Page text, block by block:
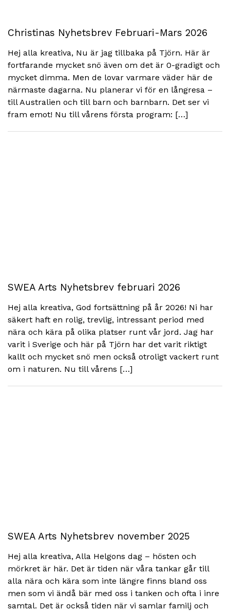
Christinas Nyhetsbrev Februari-Mars 2026
Hej alla kreativa, Nu är jag tillbaka på Tjörn. Här är
fortfarande mycket snö även om det är 0-gradigt och
mycket dimma. Men de lovar varmare väder här de
närmaste dagarna. Nu planerar vi för en långresa –
till Australien och till barn och barnbarn. Det ser vi
fram emot! Nu till vårens första program: […]
SWEA Arts Nyhetsbrev februari 2026
Hej alla kreativa, God fortsättning på år 2026! Ni har
säkert haft en rolig, trevlig, intressant period med
nära och kära på olika platser runt vår jord. Jag har
varit i Sverige och här på Tjörn har det varit riktigt
kallt och mycket snö men också otroligt vackert runt
om i naturen. Nu till vårens […]
SWEA Arts Nyhetsbrev november 2025
Hej alla kreativa, Alla Helgons dag – hösten och
mörkret är här. Det är tiden när våra tankar går till
alla nära och kära som inte längre finns bland oss
men som vi ändå bär med oss i tanken och ofta i inre
samtal. Det är också tiden när vi samlar familj och